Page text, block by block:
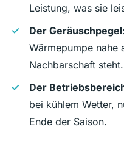
Leistung, was sie
Der Geräuschpegel
Wärmepumpe nahe
Nachbarschaft steht.
Der
bei kühlem Wetter,
Ende der Saison.